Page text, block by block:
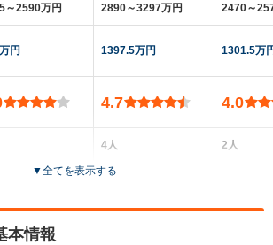
～2590万円
円
全高
1.3m
2890～3297万円
1397.5万円
4.7
4人
2ドア
2470～
1301.5万
4.0
2人
▼全てを表示する
本情報